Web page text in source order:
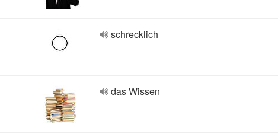
schrecklich
das Wissen